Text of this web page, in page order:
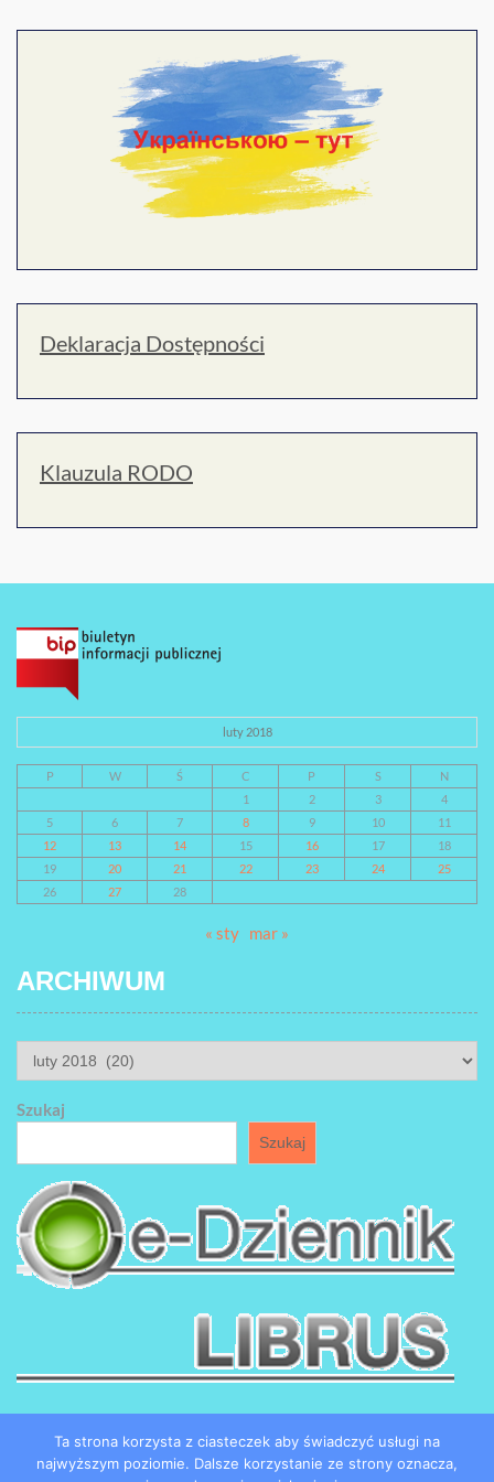
Deklaracja Dostępności
Klauzula RODO
luty 2018
P W Ś C P S
N
1
2 3
4
5
6 7 8 9 10
11
12
13 14 15 16 17
18
19
20 21 22 23 24
25
26
27 28
« sty mar »
ARCHIWUM
ARCHIWUM
Szukaj
Szukaj
Ta strona korzysta z ciasteczek aby świadczyć usługi na
najwyższym poziomie. Dalsze korzystanie ze strony oznacza,